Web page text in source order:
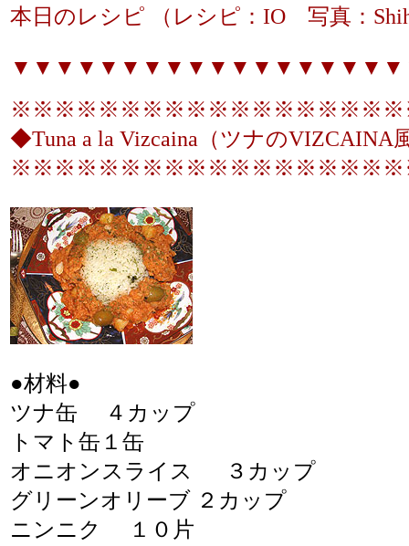
本日のレシピ （レシピ：IO 写真：
◆Tuna a la Vizcaina（ツナのVIZCAINA
●材料●
ツナ缶 ４カップ
トマト缶１缶
オニオンスライス ３カップ
グリーンオリーブ ２カップ
ニンニク １０片